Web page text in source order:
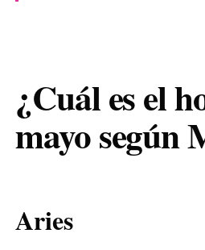
¿Cuál es el
mayosegún
Aries